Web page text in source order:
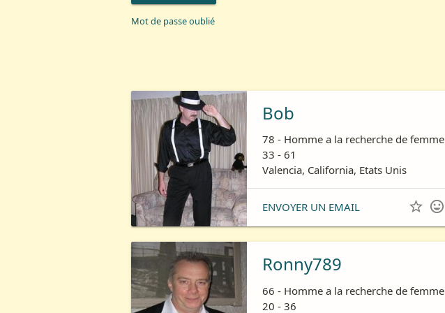
Mot de passe oublié
Bob
78 - Homme a la recherche de femme
33 - 61
Valencia, California, Etats Unis
ENVOYER UN EMAIL  
Ronny789
66 - Homme a la recherche de femme
20 - 36